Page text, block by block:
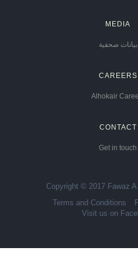
MEDIA
بيانات صحفية
CAREERS
Alhokair
CONTACT
Get in touch
Copyright © 2017 Fawaz
Terms and Conditions
Visit us on